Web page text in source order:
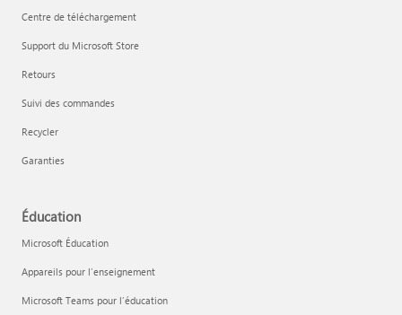
Centre de téléchargement
Support du Microsoft Store
Retours
Suivi des commandes
Recycler
Garanties
Éducation
Microsoft Éducation
Appareils pour l’enseignement
Microsoft Teams pour l’éducation